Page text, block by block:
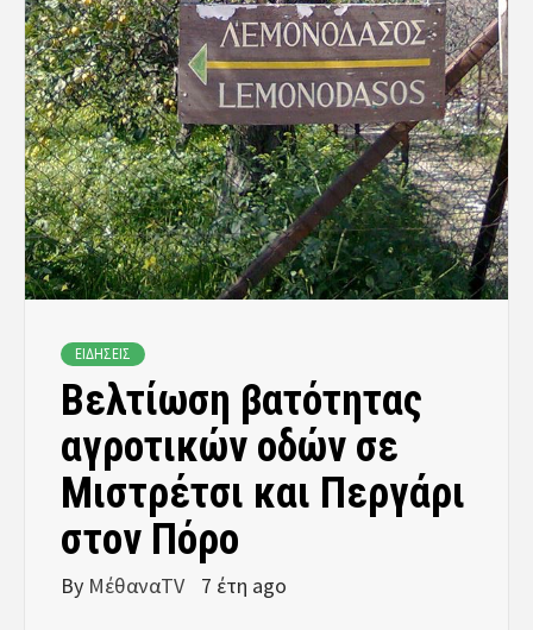
ΕΙΔΗΣΕΙΣ
Βελτίωση βατότητας
αγροτικών οδών σε
Μιστρέτσι και Περγάρι
στον Πόρο
By ΜέθαναTV 7 έτη ago